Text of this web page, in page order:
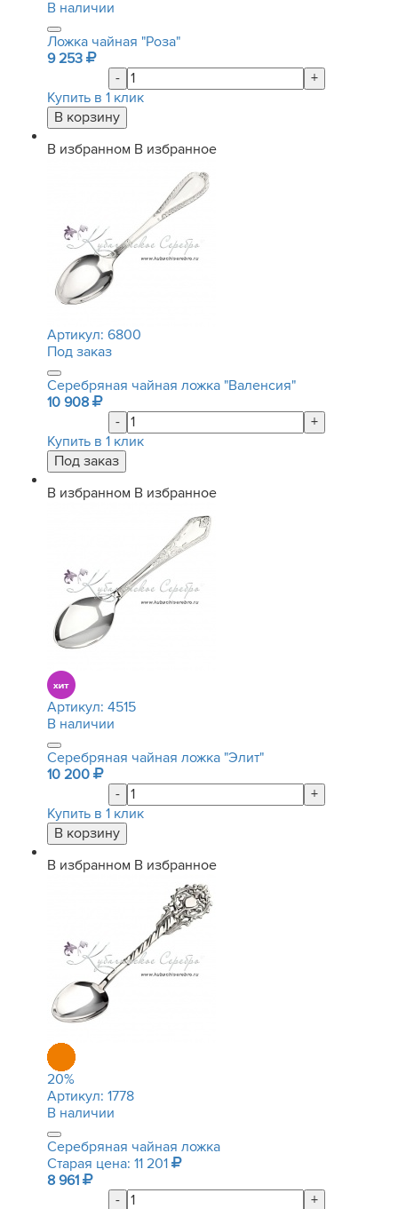
В наличии
Ложка чайная "Роза"
9 253
-
+
Купить в 1 клик
В избранном В избранное
Артикул: 6800
Под заказ
Серебряная чайная ложка "Валенсия"
10 908
-
+
Купить в 1 клик
В избранном В избранное
Артикул: 4515
В наличии
Серебряная чайная ложка "Элит"
10 200
-
+
Купить в 1 клик
В избранном В избранное
20%
Артикул: 1778
В наличии
Серебряная чайная ложка
Старая цена: 11 201
8 961
-
+